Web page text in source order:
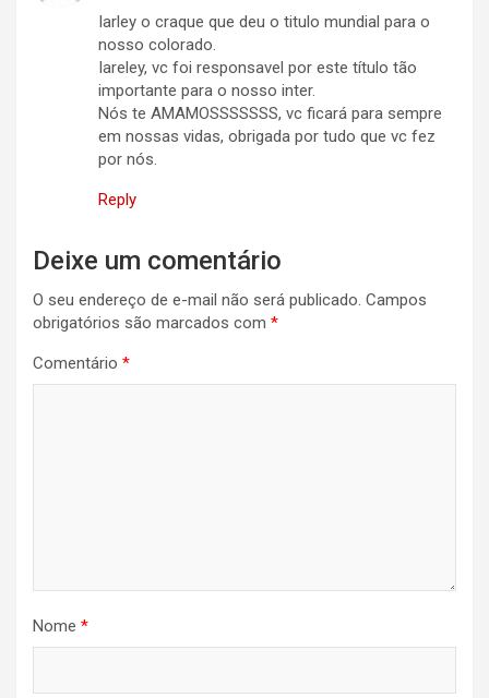
Iarley o craque que deu o titulo mundial para o
nosso colorado.
Iareley, vc foi responsavel por este título tão
importante para o nosso inter.
Nós te AMAMOSSSSSSS, vc ficará para sempre
em nossas vidas, obrigada por tudo que vc fez
por nós.
Reply
Deixe um comentário
O seu endereço de e-mail não será publicado. Campos
obrigatórios são marcados com *
Comentário *
Nome *